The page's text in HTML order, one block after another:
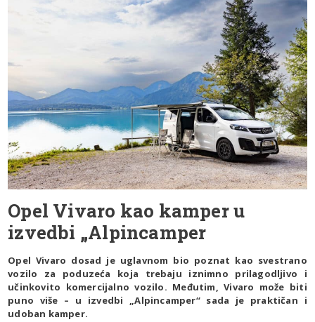
Opel Vivaro kao kamper u
izvedbi „Alpincamper
Opel Vivaro dosad je uglavnom bio poznat kao svestrano
vozilo za poduzeća koja trebaju iznimno prilagodljivo i
učinkovito komercijalno vozilo. Međutim, Vivaro može biti
puno više – u izvedbi „Alpincamper“ sada je praktičan i
udoban kamper.